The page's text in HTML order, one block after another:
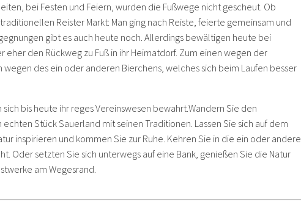
bei Festen und Feiern, wurden die Fußwege nicht gescheut. Ob
Reister Markt: Man ging nach Reiste, feierte gemeinsam und
gibt es auch heute noch. Allerdings bewältigen heute bei
den Rückweg zu Fuß in ihr Heimatdorf. Zum einen wegen der
des ein oder anderen Bierchens, welches sich beim Laufen besser
bis heute ihr reges Vereinswesen bewahrt.Wandern Sie den
Stück Sauerland mit seinen Traditionen. Lassen Sie sich auf dem
inspirieren und kommen Sie zur Ruhe. Kehren Sie in die ein oder andere
Oder setzten Sie sich unterwegs auf eine Bank, genießen Sie die Natur
am Wegesrand.